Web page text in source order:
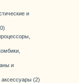
и
и
(2)